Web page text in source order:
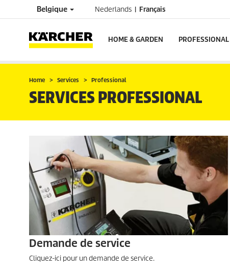
Belgique Nederlands Français
HOME & GARDEN PROFESSIONAL
Home Services Professional
SERVICES PROFESSIONAL
Demande de service
Cliquez-ici pour un demande de service.